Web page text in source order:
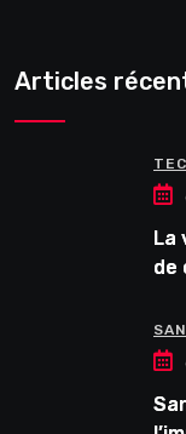
Articles
La
de